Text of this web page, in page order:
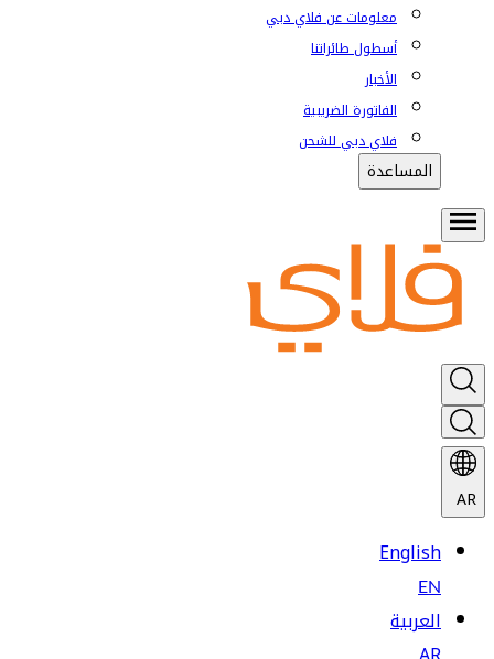
معلومات عن فلاي دبي
أسطول طائراتنا
الأخبار
الفاتورة الضريبية
فلاي دبي للشحن
المساعدة
AR
English
EN
العربية